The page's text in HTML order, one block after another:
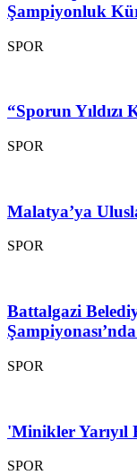
Şampiyonluk
SPOR
“Sporun Yıldızı
SPOR
Malatya’ya
SPOR
Battalgazi
SPOR
'Minikler Yarıyıl
SPOR